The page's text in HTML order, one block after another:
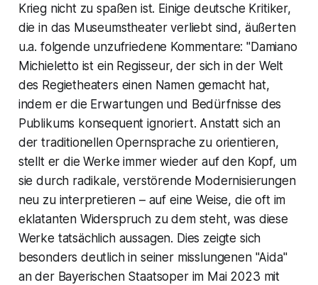
Krieg nicht zu spaßen ist. Einige deutsche Kritiker,
die in das Museumstheater verliebt sind, äußerten
u.a. folgende unzufriedene Kommentare: "Damiano
Michieletto ist ein Regisseur, der sich in der Welt
des Regietheaters einen Namen gemacht hat,
indem er die Erwartungen und Bedürfnisse des
Publikums konsequent ignoriert. Anstatt sich an
der traditionellen Opernsprache zu orientieren,
stellt er die Werke immer wieder auf den Kopf, um
sie durch radikale, verstörende Modernisierungen
neu zu interpretieren – auf eine Weise, die oft im
eklatanten Widerspruch zu dem steht, was diese
Werke tatsächlich aussagen. Dies zeigte sich
besonders deutlich in seiner misslungenen "Aida"
an der Bayerischen Staatsoper im Mai 2023 mit